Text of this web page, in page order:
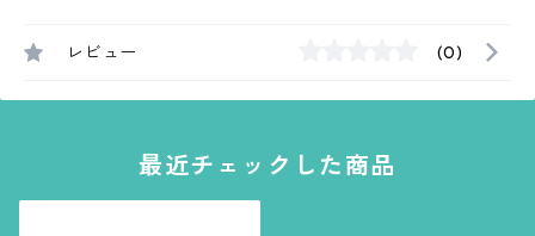
レビュー (0)
最近チェックした商品